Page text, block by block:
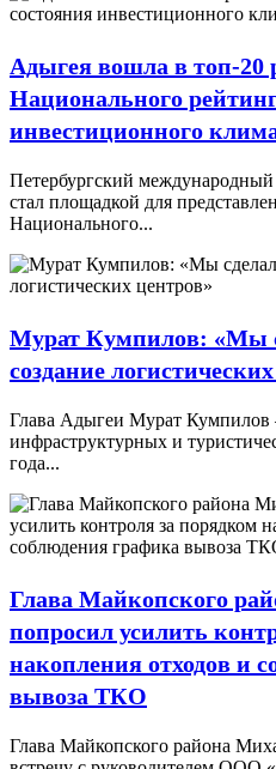
Адыгея вошла в топ-20
Национального
инвестиционного
Петербургский
стал площадкой для
Национального...
Мурат Кумпилов: «Мы
создание
Глава Адыгеи Мурат Кумпилов
инфраструктурных и
года...
Глава Майкопского
попросил усилить
накопления отходов и
вывоза ТКО
Глава Майкопского района